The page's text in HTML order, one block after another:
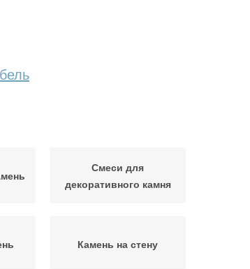
Смеси для
декоративного камня
Камень на стену